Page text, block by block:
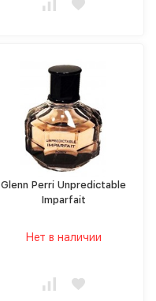
Glenn Perri Unpredictable
Imparfait
Нет в наличии